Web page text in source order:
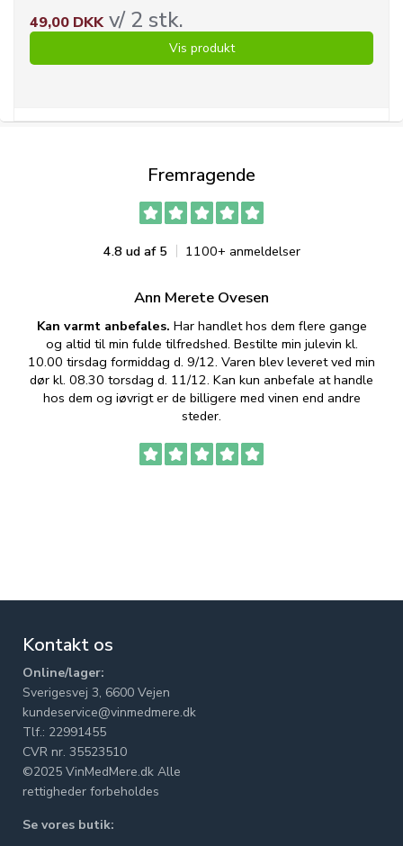
49,00 DKKv/ 2 stk.
Vis produkt
Fremragende
4.8 ud af 5 1100+ anmeldelser
Ann Merete Ovesen
Kan varmt anbefales. Har handlet hos dem flere gange
og altid til min fulde tilfredshed. Bestilte min julevin kl.
10.00 tirsdag formiddag d. 9/12. Varen blev leveret ved min
dør kl. 08.30 torsdag d. 11/12. Kan kun anbefale at handle
hos dem og iøvrigt er de billigere med vinen end andre
steder.
Kontakt os
Online/lager:
Sverigesvej 3, 6600 Vejen
kundeservice@vinmedmere.dk
Tlf.: 22991455
CVR nr. 35523510
©2025 VinMedMere.dk Alle
rettigheder forbeholdes
Se vores butik: